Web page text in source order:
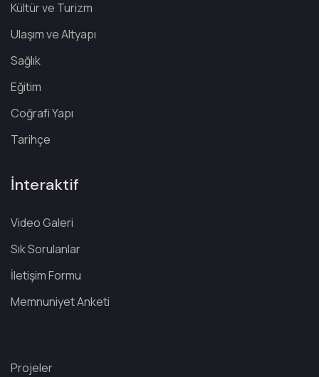
Kültür ve Turizm
Ulaşım ve Altyapı
Sağlık
Eğitim
Coğrafi Yapı
Tarihçe
İnteraktif
Video Galeri
Sık Sorulanlar
İletişim Formu
Memnuniyet Anketi
Projeler